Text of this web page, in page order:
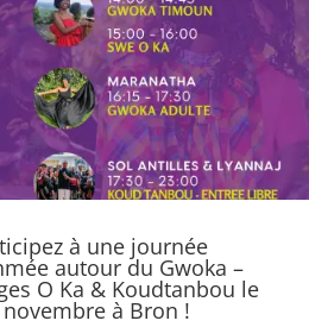
à une journée
autour du Gwoka –
O Ka & Koudtanbou le
novembre à Bron !